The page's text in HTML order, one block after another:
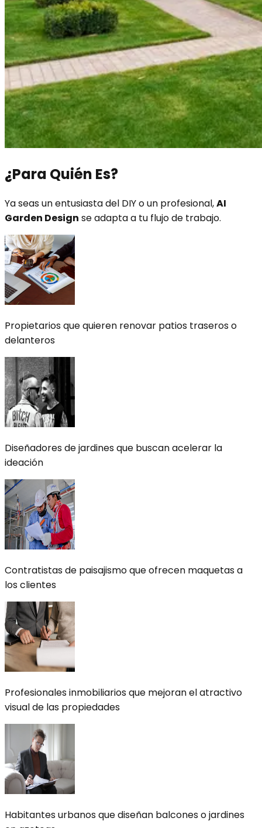
¿Para Quién Es?
Ya seas un entusiasta del DIY o un profesional,AI
Garden Design se adapta a tu flujo de trabajo.
Propietarios que quieren renovar patios traseros o
delanteros
Diseñadores de jardines que buscan acelerar la
ideación
Contratistas de paisajismo que ofrecen maquetas a
los clientes
Profesionales inmobiliarios que mejoran el atractivo
visual de las propiedades
Habitantes urbanos que diseñan balcones o jardines